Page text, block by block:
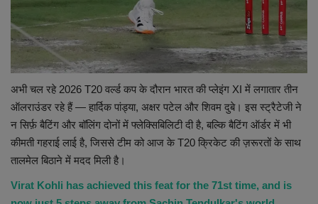
अभी चल रहे 2026 T20 वर्ल्ड कप के दौरान भारत की प्लेइंग XI में लगातार तीन
ऑलराउंडर रहे हैं — हार्दिक पांड्या, अक्षर पटेल और शिवम दुबे। इस स्ट्रैटेजी ने
न सिर्फ़ बैटिंग और बॉलिंग दोनों में फ्लेक्सिबिलिटी दी है, बल्कि बैटिंग ऑर्डर में भी
कीमती गहराई लाई है, जिससे टीम को आज के T20 क्रिकेट की ज़रूरतों के साथ
तालमेल बिठाने में मदद मिली है।
Virat Kohli has achieved this feat for the 71st time, and is